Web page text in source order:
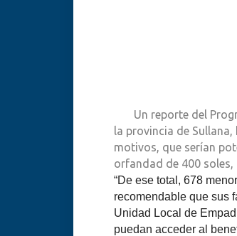
Un reporte del
la provincia de
motivos, que serían
orfandad de 400 soles,
“De ese total, 678
recomendable que sus
Unidad Local de
puedan acceder al